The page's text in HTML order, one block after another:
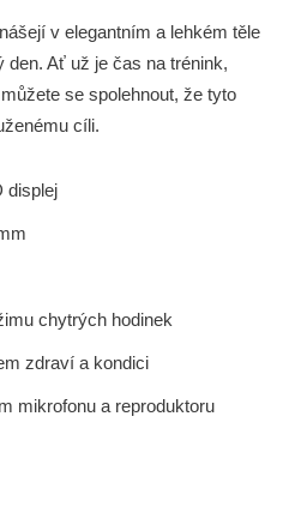
v elegantním a lehkém těle
Ať už je čas na trénink,
se spolehnout, že tyto
cíli.
displej
chytrých hodinek
zdraví a kondici
mikrofonu a reproduktoru